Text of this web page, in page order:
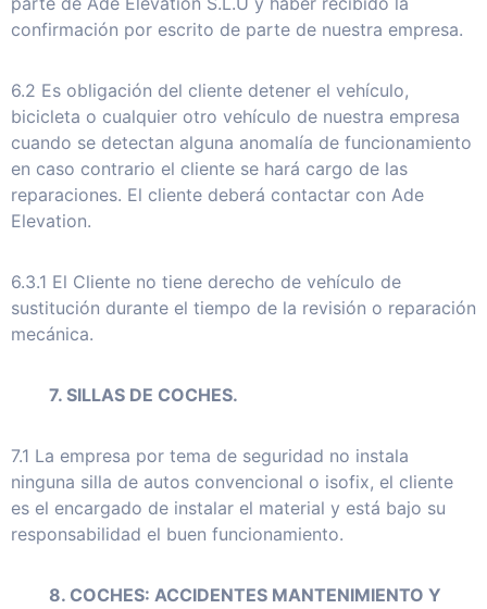
confirmación por escrito de parte de nuestra empresa.
6.2 Es obligación del cliente detener el vehículo,
bicicleta o cualquier otro vehículo de nuestra empresa
cuando se detectan alguna anomalía de funcionamiento
en caso contrario el cliente se hará cargo de las
reparaciones. El cliente deberá contactar con Ade
Elevation.
6.3.1 El Cliente no tiene derecho de vehículo de
sustitución durante el tiempo de la revisión o reparación
mecánica.
7. SILLAS DE COCHES.
7.1 La empresa por tema de seguridad no instala
ninguna silla de autos convencional o isofix, el cliente
es el encargado de instalar el material y está bajo su
responsabilidad el buen funcionamiento.
8. COCHES: ACCIDENTES MANTENIMIENTO Y